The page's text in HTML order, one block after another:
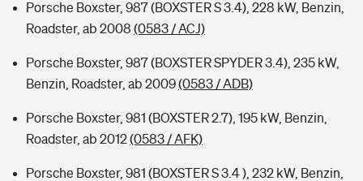
Porsche Boxster, 987 (BOXSTER S 3.4), 228 kW, Benzin,
Roadster, ab 2008 (0583 / ACJ)
Porsche Boxster, 987 (BOXSTER SPYDER 3.4), 235 kW,
Benzin, Roadster, ab 2009(0583 / ADB)
Porsche Boxster, 981 (BOXSTER 2.7), 195 kW, Benzin,
Roadster, ab 2012(0583 / AFK)
Porsche Boxster, 981 (BOXSTER S 3.4 ), 232 kW, Benzin,